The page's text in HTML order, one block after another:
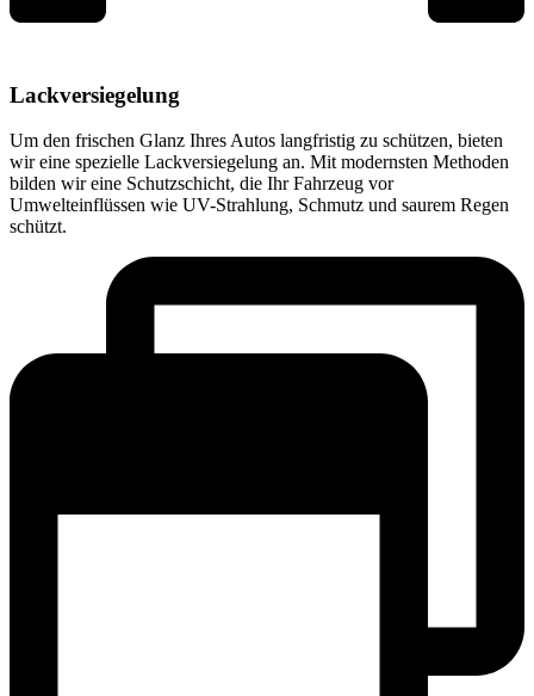
Lackversiegelung
Um den frischen Glanz Ihres Autos langfristig zu schützen, bieten
wir eine spezielle Lackversiegelung an. Mit modernsten Methoden
bilden wir eine Schutzschicht, die Ihr Fahrzeug vor
Umwelteinflüssen wie UV-Strahlung, Schmutz und saurem Regen
schützt.